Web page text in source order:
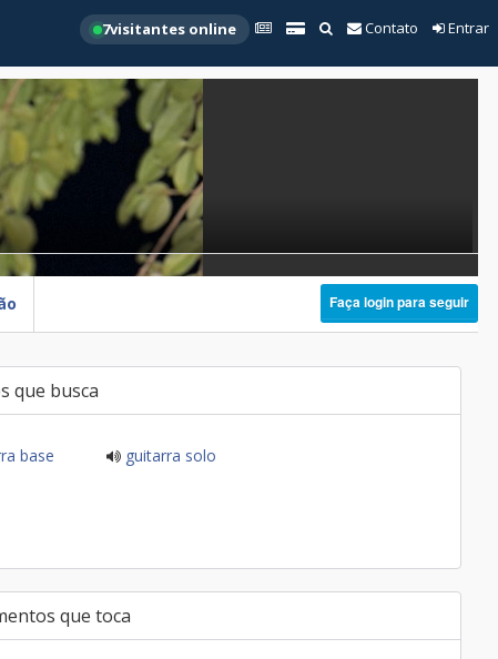
7visitantes online Contato Entrar
Faça login para seguir
que busca
base guitarra solo
que toca